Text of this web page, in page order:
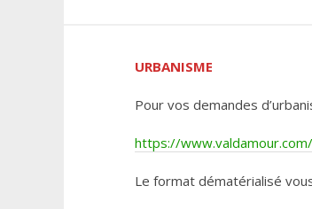
URBANISME
Pour vos demandes
https://
Le format dématérialisé